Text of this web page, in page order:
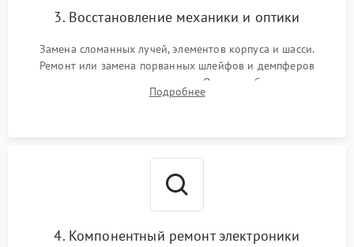
3. Восстановление механики и оптики
Замена сломанных лучей, элементов корпуса и шасси.
Ремонт или замена порванных шлейфов и демпферов
трехосевого подвеса камеры. Очистка объектива,
восстановление механизма фокусировки. Установка новых
Подробнее
4. Компонентный ремонт электроники